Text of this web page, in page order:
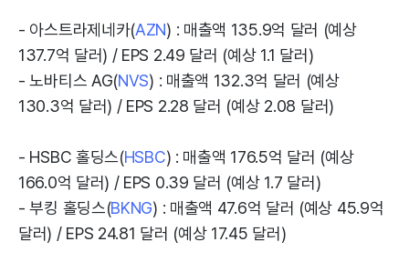
- 아스트라제네카(AZN) : 매출액 135.9억 달러 (예상
137.7억 달러) / EPS 2.49 달러 (예상 1.1 달러)
- 노바티스 AG(NVS) : 매출액 132.3억 달러 (예상
130.3억 달러) / EPS 2.28 달러 (예상 2.08 달러)
- HSBC 홀딩스(HSBC) : 매출액 176.5억 달러 (예상
166.0억 달러) / EPS 0.39 달러 (예상 1.7 달러)
- 부킹 홀딩스(BKNG) : 매출액 47.6억 달러 (예상 45.9억
달러) / EPS 24.81 달러 (예상 17.45 달러)